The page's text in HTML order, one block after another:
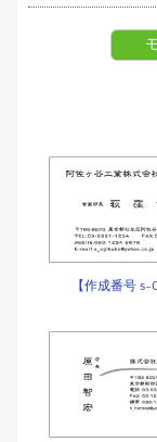
【作成番号 s-